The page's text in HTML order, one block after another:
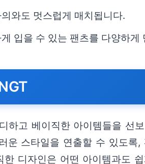
와도 멋스럽게 매치됩니다.
입을 수 있는 팬츠를 다양하게
하고 베이직한 아이템들을 선
운 스타일을 연출할 수 있도록,
디자인은 어떤 아이템과도